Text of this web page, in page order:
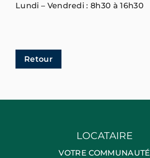
Lundi – Vendredi : 8h30 à 16h30
Retour
LOCATAIRE
VOTRE COMMUNAUTÉ